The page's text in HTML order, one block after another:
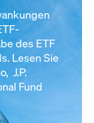
des ETF
Lesen Sie
J.P.
Fund